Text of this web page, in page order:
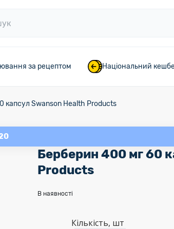
за рецептом Національний
капсул Swanson Health Products
Берберин 400 мг 60
Products
В наявності
Кількість, шт